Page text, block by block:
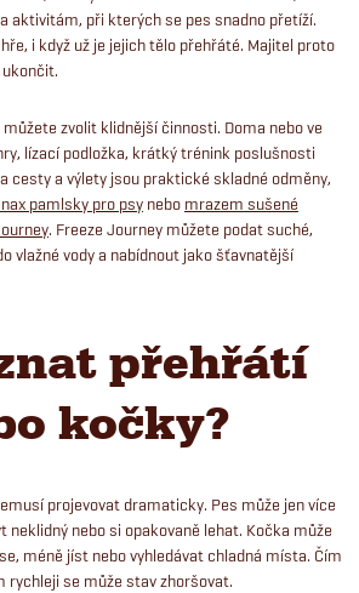
aktivitám, při kterých se pes snadno přetíží.
i když už je jejich tělo přehřáté. Majitel proto
zvolit klidnější činnosti. Doma nebo ve
lízací podložka, krátký trénink poslušnosti
cesty a výlety jsou praktické skladné odměny,
pamlsky pro psy nebo mrazem sušené
. Freeze Journey můžete podat suché,
vlažné vody a nabídnout jako šťavnatější
přehřátí
kočky?
projevovat dramaticky. Pes může jen více
neklidný nebo si opakovaně lehat. Kočka může
méně jíst nebo vyhledávat chladná místa. Čím
rychleji se může stav zhoršovat.